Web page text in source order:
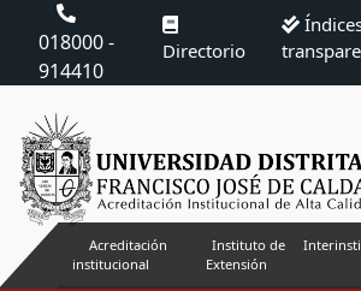
018000 -
914410
Directorio
Acreditación
institucional
Instituto de
Extensión